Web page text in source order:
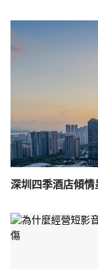
深圳四季酒店傾情